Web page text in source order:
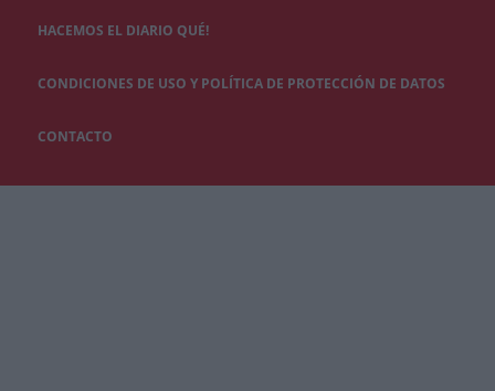
HACEMOS EL DIARIO QUÉ!
CONDICIONES DE USO Y POLÍTICA DE PROTECCIÓN DE DATOS
CONTACTO